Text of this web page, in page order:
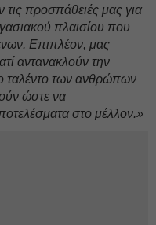
προσπάθειές μας για
πλαισίου που
Επιπλέον, μας
αντανακλούν την
ταλέντο των ανθρώπων
ώστε να
στο μέλλον.»